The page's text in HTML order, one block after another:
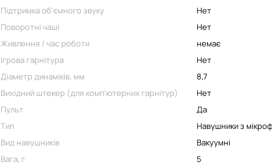
Підтримка об'ємного звуку
Нет
Поворотні чаші
Нет
Живлення / час роботи
немає
Ігрова гарнітура
Нет
Діаметр динаміків, мм
8,7
Вихідний штекер (для комп'ютерних гарнітур)
Нет
Пульт
Да
Тип
Навушники з
Вид навушників
Вакуумні
Вага, г
5